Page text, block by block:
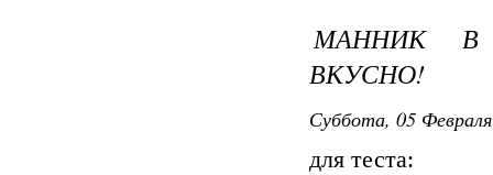
МАННИК В
ВКУСНО!
Суббота, 05
для теста: